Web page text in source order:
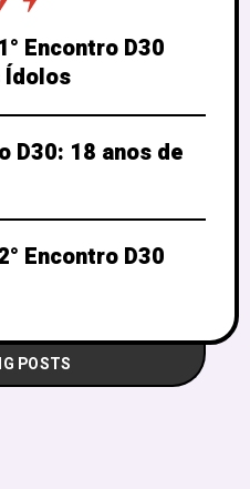
Encontro D30
Ídolos
D30: 18 anos de
Encontro D30
POSTS